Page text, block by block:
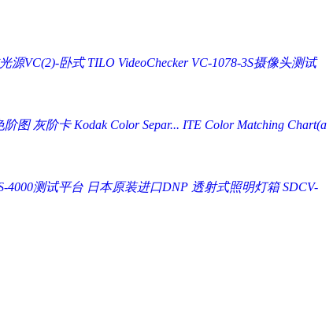
源VC(2)-卧式 TILO VideoChecker VC-1078-3S摄像头测试
图 灰阶卡 Kodak Color Separ... ITE Color Matching Chart(a
4000测试平台 日本原装进口DNP 透射式照明灯箱 SDCV-